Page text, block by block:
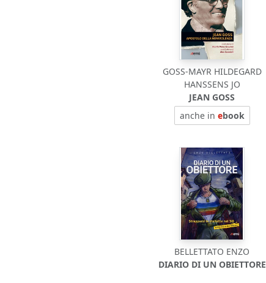
GOSS-MAYR HILDEGARD
HANSSENS JO
JEAN GOSS
anche in ebook
BELLETTATO ENZO
DIARIO DI UN OBIETTORE